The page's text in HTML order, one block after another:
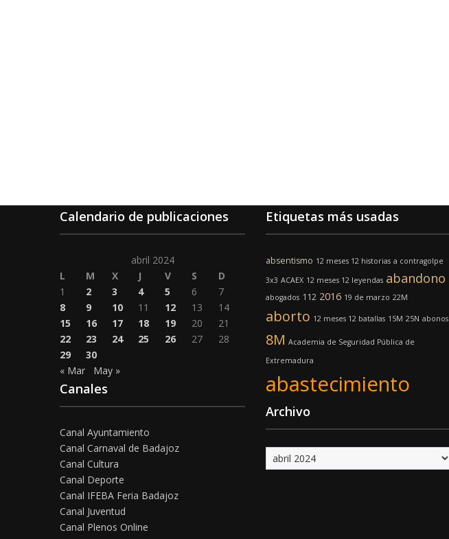
Calendario de publicaciones
abril 2024
L
M X J V S
D
1
2 3 4 5 6
7
8
9 10 11 12 13
14
15
16 17 18 19 20
21
22
23 24 25 26 27
28
29
30
« Mar
May »
Canales
Canal Ayuntamiento
Canal Carnaval de Badajoz
Canal Cultura
Canal Deporte
Canal IFEBA Feria Badajoz
Canal Juventud
Canal Plenos Online
Etiquetas más usadas
absentismo 12 meses 12 historias a contragolpe
3x3 ACAEX 12 meses 12 leyendas abandono
abogados 112 2016 19 de marzo 22M
aborto 12 meses 12 batallas 15M 25N abonos
8M Academia de Seguridad Pública de
Extremadura
abastecimiento
Archivo
Archivo